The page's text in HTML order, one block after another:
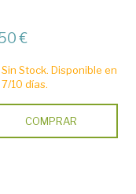
€
Sin Stock. Disponible en
7/10 días.
COMPRAR